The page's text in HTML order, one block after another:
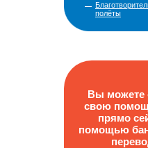
полёты
Вы можете
свою
прямо
помощью